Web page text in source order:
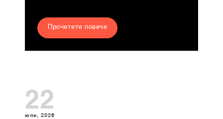
Прочетете повече
22
юли, 2026